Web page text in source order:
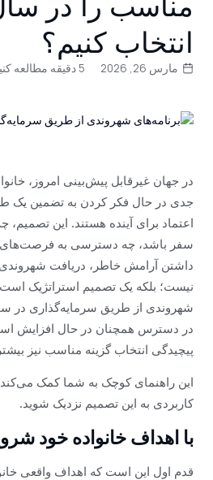
انتخاب کنیم؟
مارس 26, 2026 5 دقیقه مطالعه کنید
در جهان غیرقابل پیش‌بینی امروز،
اعتماد برای آینده هستند. این تصمیم،
سفر باشد، چه دسترسی به فرصت‌های
داشتن آرامش خاطر، دریافت
نیست؛ بلکه یک تصمیم استراتژیک
در دسترس همچنان در حال افزایش
پیچیدگی انتخاب گزینه مناسب نیز
این راهنمای کوچک به شما کمک
کاربردی به این تصمیم نزدیک شوید.
با اهداف خانواده خود
قدم اول این است که اهداف واقعی